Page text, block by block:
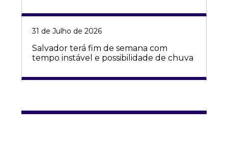
31 de Julho de 2026
Salvador terá fim de semana com
tempo instável e possibilidade de chuva